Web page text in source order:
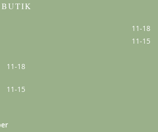
11-18
11-15
11-18
11-15